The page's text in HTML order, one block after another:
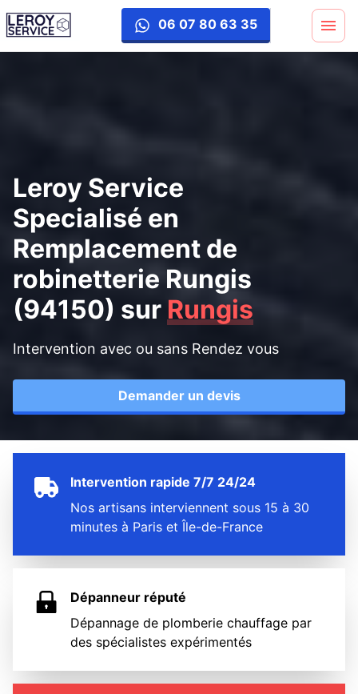
06 07 80 63 35
remplacement-robinetterie
Leroy Service
Specialisé en
Remplacement de
robinetterie Rungis
(94150) sur Rungis
Intervention avec ou sans Rendez vous
Demander un devis
Intervention rapide 7/7 24/24
Nos artisans interviennent sous 15 à 30
minutes à Paris et Île-de-France
Dépanneur réputé
Dépannage de plomberie chauffage par
des spécialistes expérimentés